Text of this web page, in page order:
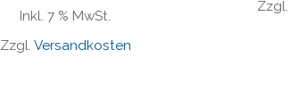
16,90 €
Ist:
4,99 €.
Inkl. 7 % MwSt.
Zzgl. Versandkosten
Zzgl.